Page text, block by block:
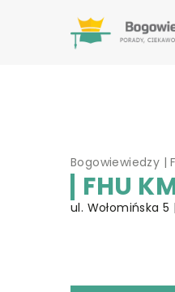
Bogowiewiedzy |
FHU
ul. Wołomińska